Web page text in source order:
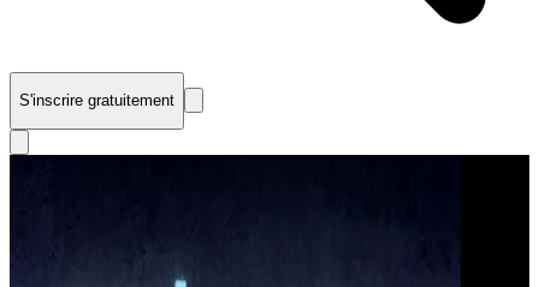
S'inscrire gratuitement